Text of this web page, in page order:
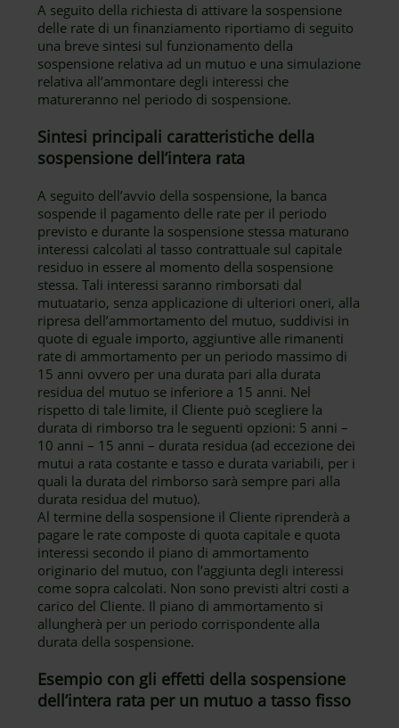
A seguito della richiesta di attivare la sospensione
delle rate di un finanziamento riportiamo di seguito
una breve sintesi sul funzionamento della
sospensione relativa ad un mutuo e una simulazione
relativa all’ammontare degli interessi che
matureranno nel periodo di sospensione.
Sintesi principali caratteristiche della
sospensione dell’intera rata
A seguito dell’avvio della sospensione, la banca
sospende il pagamento delle rate per il periodo
previsto e durante la sospensione stessa maturano
interessi calcolati al tasso contrattuale sul capitale
residuo in essere al momento della sospensione
stessa. Tali interessi saranno rimborsati dal
mutuatario, senza applicazione di ulteriori oneri, alla
ripresa dell’ammortamento del mutuo, suddivisi in
quote di eguale importo, aggiuntive alle rimanenti
rate di ammortamento per un periodo massimo di
15 anni ovvero per una durata pari alla durata
residua del mutuo se inferiore a 15 anni. Nel
rispetto di tale limite, il Cliente può scegliere la
durata di rimborso tra le seguenti opzioni: 5 anni –
10 anni – 15 anni – durata residua (ad eccezione dei
mutui a rata costante e tasso e durata variabili, per i
quali la durata del rimborso sarà sempre pari alla
durata residua del mutuo).
Al termine della sospensione il Cliente riprenderà a
pagare le rate composte di quota capitale e quota
interessi secondo il piano di ammortamento
originario del mutuo, con l’aggiunta degli interessi
come sopra calcolati. Non sono previsti altri costi a
carico del Cliente. Il piano di ammortamento si
allungherà per un periodo corrispondente alla
durata della sospensione.
Esempio con gli effetti della sospensione
dell’intera rata per un mutuo a tasso fisso